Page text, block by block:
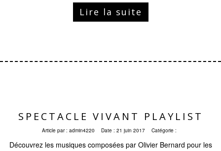
Lire la suite
SPECTACLE VIVANT PLAYLIST
Article par : admin4220 Date : 21 juin 2017 Catégorie :
Découvrez les musiques composées par Olivier Bernard pour les